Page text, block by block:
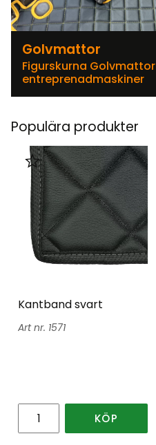
Golvmattor
Figurskurna
entreprenadmaskiner
Populära produkter
Kantband svart
1571
Lägg till i favoriter
KÖP